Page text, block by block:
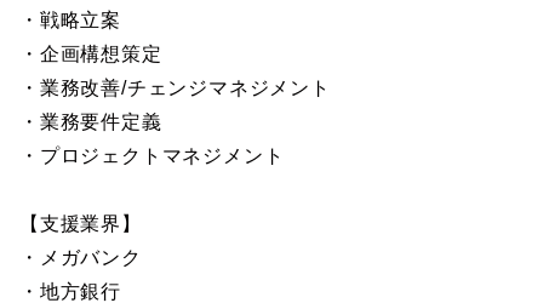
・戦略立案
・企画構想策定
・業務改善/チェンジマネジメント
・業務要件定義
・プロジェクトマネジメント
【支援業界】
・メガバンク
・地方銀行